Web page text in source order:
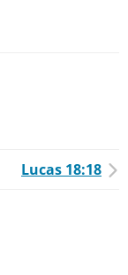
Lucas 18:18